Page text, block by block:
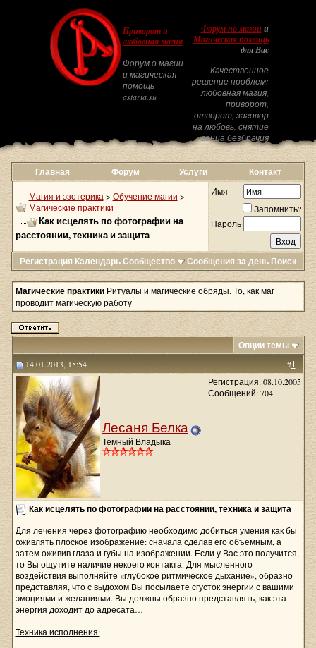
Приворот и
любовная магия
Форум о магии
и магическая
помощь -
astarta.su
Форум по магиии
Магическая помощь
для Вас
Качественное
решение проблем:
любовная магия,
приворот,
отворот, заговор
на любовь, снятие
венца безбрачия
Главная Форум Услуги Контакт
Магия и эзотерика > Обучение магии >
Магические практики
Как исцелять по фотографии на
расстоянии, техника и защита
Имя
Запомнить?
Пароль
Регистрация КалендарьСообщество Сообщения за день Поиск
Магические практики Ритуалы и магические обряды. То, как маг
проводит магическую работу
Опции темы
#1
14.01.2013, 15:54
Лесаня Белка
Темный Владыка
Регистрация: 08.10.2005
Сообщений: 704
Как исцелять по фотографии на расстоянии, техника и защита
Для лечения через фотографию необходимо добиться умения как бы
оживлять плоское изображение: сначала сделав его объемным, а
затем оживив глаза и губы на изображении. Если у Вас это получится,
то Вы ощутите наличие некоего контакта. Для мысленного
воздействия выполняйте «глубокое ритмическое дыхание», образно
представляя, что с выдохом Вы посылаете сгусток энергии с вашими
эмоциями и желаниями. Вы должны образно представлять, как эта
энергия доходит до адресата…
Техника исполнения: